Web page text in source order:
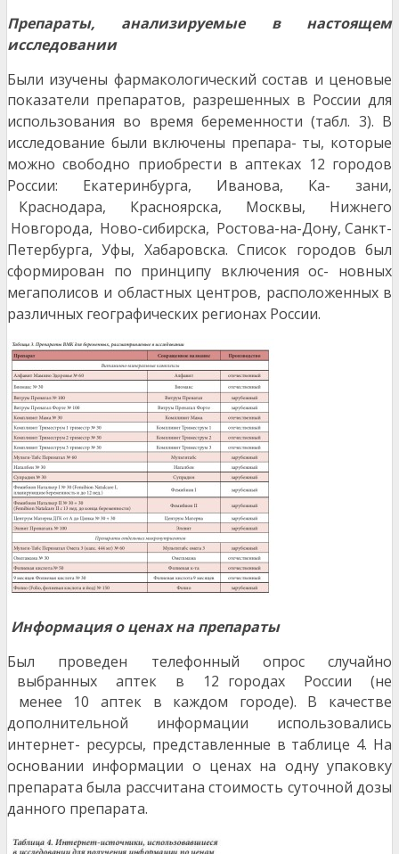
Препараты, анализируемые в настоящем
исследовании
Были изучены фармакологический состав и ценовые
показатели препаратов, разрешенных в России для
использования во время беременности (табл. 3). В
исследование были включены препара- ты, которые
можно свободно приобрести в аптеках 12 городов
России: Екатеринбурга, Иванова, Ка- зани,
Краснодара, Красноярска, Москвы, Нижнего
Новгорода, Ново-сибирска, Ростова-на-Дону, Санкт-
Петербурга, Уфы, Хабаровска. Список городов был
сформирован по принципу включения ос- новных
мегаполисов и областных центров, расположенных в
различных географических регионах России.
Информация о ценах на препараты
Был проведен телефонный опрос случайно
выбранных аптек в 12 городах России (не
менее 10 аптек в каждом городе). В качестве
дополнительной информации использовались
интернет- ресурсы, представленные в таблице 4. На
основании информации о ценах на одну упаковку
препарата была рассчитана стоимость суточной дозы
данного препарата.